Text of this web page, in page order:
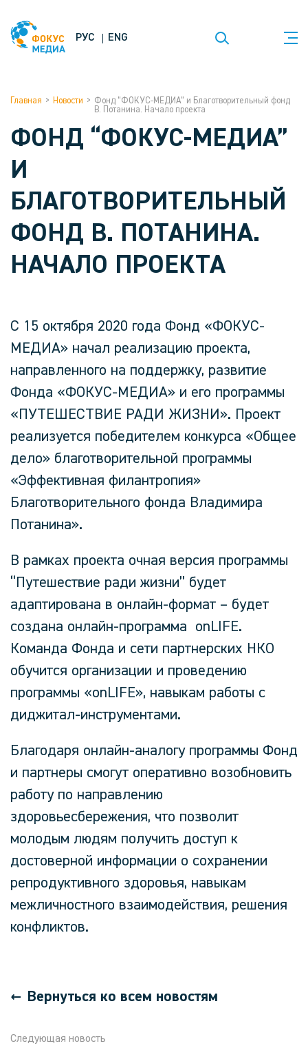
РУС ENG
Главная > Новости > Фонд “ФОКУС-МЕДИА” и Благотворительный фонд
В. Потанина. Начало проекта
ФОНД “ФОКУС-МЕДИА”
И
БЛАГОТВОРИТЕЛЬНЫЙ
ФОНД В. ПОТАНИНА.
НАЧАЛО ПРОЕКТА
С 15 октября 2020 года Фонд «ФОКУС-
МЕДИА» начал реализацию проекта,
направленного на поддержку, развитие
Фонда «ФОКУС-МЕДИА» и его программы
«ПУТЕШЕСТВИЕ РАДИ ЖИЗНИ». Проект
реализуется победителем конкурса «Общее
дело» благотворительной программы
«Эффективная филантропия»
Благотворительного фонда Владимира
Потанина».
В рамках проекта очная версия программы
“Путешествие ради жизни” будет
адаптирована в онлайн-формат – будет
создана онлайн-программа onLIFE.
Команда Фонда и сети партнерских НКО
обучится организации и проведению
программы «onLIFE», навыкам работы с
диджитал-инструментами.
Благодаря онлайн-аналогу программы Фонд
и партнеры смогут оперативно возобновить
работу по направлению
здоровьесбережения, что позволит
молодым людям получить доступ к
достоверной информации о сохранении
репродуктивного здоровья, навыкам
межличностного взаимодействия, решения
конфликтов.
Вернуться ко всем новостям
Следующая новость